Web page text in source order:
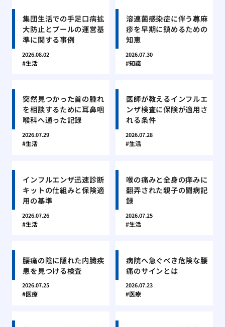
集団生活での手足口病拡
大防止とプールの運営基
準に関する事例
2026.08.02
生活
溶連菌感染症に伴う蕁麻
疹を早期に鎮めるための
知恵
2026.07.30
知識
突然見つかった首の腫れ
を相談するために耳鼻咽
喉科へ通った記録
2026.07.29
生活
医師が教えるインフルエ
ンザ検査に保険が適用さ
れる条件
2026.07.28
生活
インフルエンザ迅速診断
キットの仕組みと保険適
用の基準
2026.07.26
生活
喉の痛みと全身の痒みに
翻弄された親子の闘病記
録
2026.07.25
生活
腰痛の陰に隠れた内臓疾
患を見つける検査
2026.07.25
医療
病院へ急ぐべき危険な腰
痛のサインとは
2026.07.23
医療